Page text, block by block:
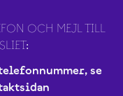
OCH MEJL TILL
se